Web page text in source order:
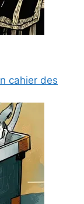
cahier des